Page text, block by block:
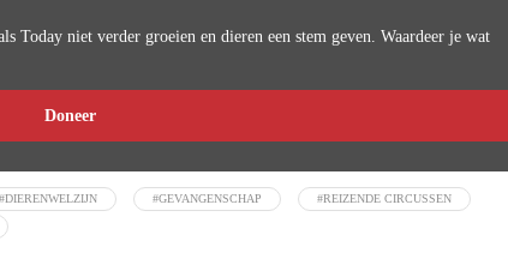
Today niet verder groeien en dieren een stem geven. Waardeer je wat
Doneer
#DIERENWELZIJN #GEVANGENSCHAP #REIZENDE CIRCUSSEN